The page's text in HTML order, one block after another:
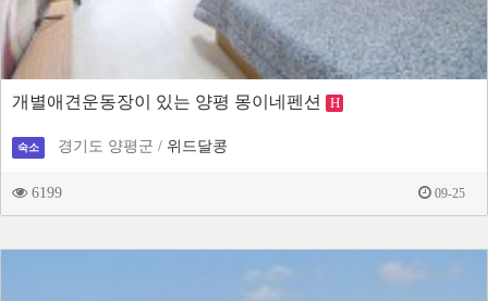
개별애견운동장이 있는 양평 몽이네펜션 H
숙소 경기도 양평군 / 위드달콩
6199 09-25